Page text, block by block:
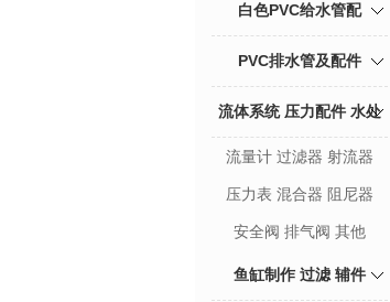
白色PVC给水管配
PVC排水管及配件
流体系统 压力配件 水处
理
流量计 过滤器 射流器
压力表 混合器 阻尼器
安全阀 排气阀 其他
鱼缸制作 过滤 辅件